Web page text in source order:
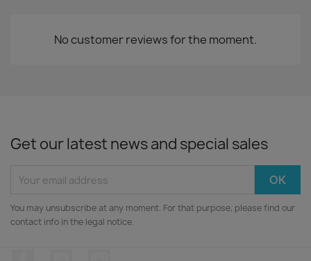
No customer reviews for the moment.
Get our latest news and special sales
You may unsubscribe at any moment. For that purpose, please find our
contact info in the legal notice.